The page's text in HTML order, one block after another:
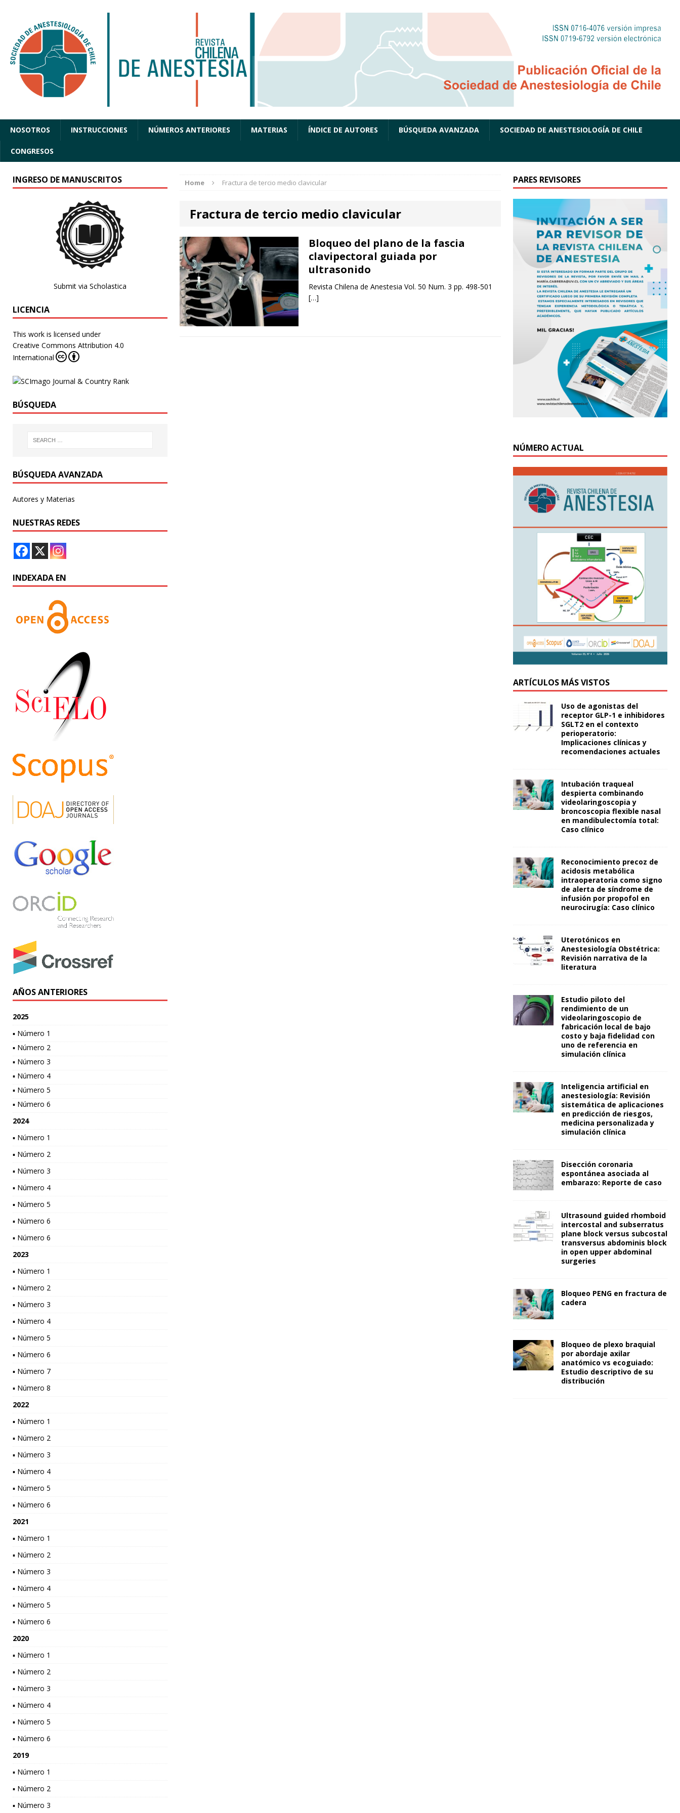
NOSOTROS INSTRUCCIONES NÚMEROS ANTERIORES MATERIAS ÍNDICE DE AUTORES BÚSQUEDA AVANZADA SOCIEDAD DE ANESTESIOLOGÍA DE CHILE
CONGRESOS
Home Fractura de tercio medio clavicular
Fractura de tercio medio clavicular
Bloqueo del plano de la fascia
clavipectoral guiada por
ultrasonido
Revista Chilena de Anestesia Vol. 50 Num. 3 pp. 498-501
[…]
INGRESO DE MANUSCRITOS
Submit via Scholastica
LICENCIA
This work is licensed under
Creative Commons Attribution 4.0
International
BÚSQUEDA
BÚSQUEDA AVANZADA
Autores y Materias
NUESTRAS REDES
INDEXADA EN
AÑOS ANTERIORES
2025
▪ Número 1
▪ Número 2
▪ Número 3
▪ Número 4
▪ Número 5
▪ Número 6
2024
▪ Número 1
▪ Número 2
▪ Número 3
▪ Número 4
▪ Número 5
▪ Número 6
▪ Número 6
2023
▪ Número 1
▪ Número 2
▪ Número 3
▪ Número 4
▪ Número 5
▪ Número 6
▪ Número 7
▪ Número 8
2022
▪ Número 1
▪ Número 2
▪ Número 3
▪ Número 4
▪ Número 5
▪ Número 6
2021
▪ Número 1
▪ Número 2
▪ Número 3
▪ Número 4
▪ Número 5
▪ Número 6
2020
▪ Número 1
▪ Número 2
▪ Número 3
▪ Número 4
▪ Número 5
▪ Número 6
2019
▪ Número 1
▪ Número 2
▪ Número 3
PARES REVISORES
NÚMERO ACTUAL
ARTÍCULOS MÁS VISTOS
Uso de agonistas del
receptor GLP-1 e inhibidores
SGLT2 en el contexto
perioperatorio:
Implicaciones clínicas y
recomendaciones actuales
Intubación traqueal
despierta combinando
videolaringoscopia y
broncoscopia flexible nasal
en mandibulectomía total:
Caso clínico
Reconocimiento precoz de
acidosis metabólica
intraoperatoria como signo
de alerta de síndrome de
infusión por propofol en
neurocirugía: Caso clínico
Uterotónicos en
Anestesiología Obstétrica:
Revisión narrativa de la
literatura
Estudio piloto del
rendimiento de un
videolaringoscopio de
fabricación local de bajo
costo y baja fidelidad con
uno de referencia en
simulación clínica
Inteligencia artificial en
anestesiología: Revisión
sistemática de aplicaciones
en predicción de riesgos,
medicina personalizada y
simulación clínica
Disección coronaria
espontánea asociada al
embarazo: Reporte de caso
Ultrasound guided rhomboid
intercostal and subserratus
plane block versus subcostal
transversus abdominis block
in open upper abdominal
surgeries
Bloqueo PENG en fractura de
cadera
Bloqueo de plexo braquial
por abordaje axilar
anatómico vs ecoguiado:
Estudio descriptivo de su
distribución